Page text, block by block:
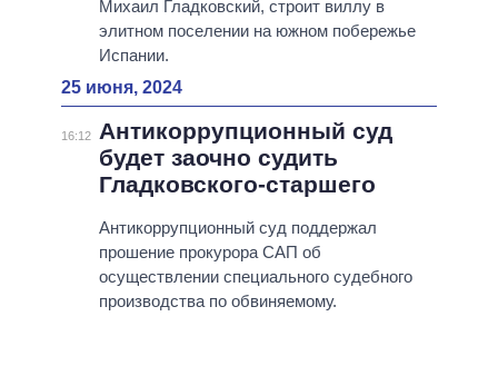
Михаил Гладковский, строит виллу в
элитном поселении на южном побережье
Испании.
25 июня, 2024
16:12
Антикоррупционный суд
будет заочно судить
Гладковского-старшего
Антикоррупционный суд поддержал
прошение прокурора САП об
осуществлении специального судебного
производства по обвиняемому.